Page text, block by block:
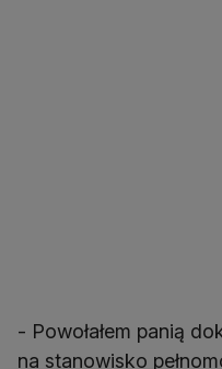
- Powołałem panią
na stanowisko